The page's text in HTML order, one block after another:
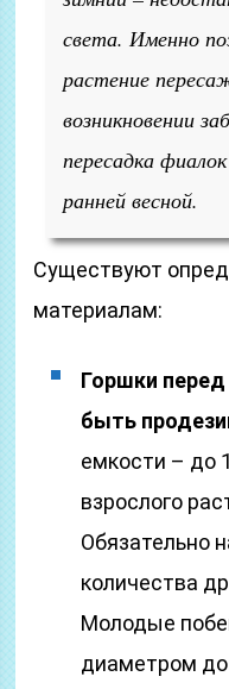
света. Именно
растение
возникновении
пересадка
ранней весной.
Существуют
материалам:
Горшки
быть
емкости – до
взрослого
Обязательно
количества
Молодые
диаметром до